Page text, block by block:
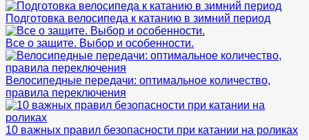
Подготовка велосипеда к катанию в зимний период
Все о защите. Выбор и особенности.
Велосипедные передачи: оптимальное количество,
правила переключения
10 важных правил безопасности при катании на роликах